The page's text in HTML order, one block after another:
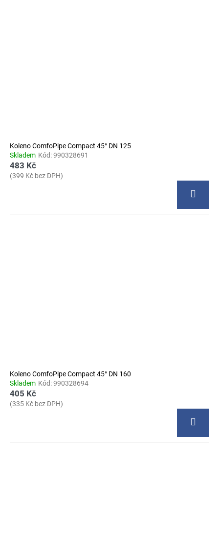
Koleno ComfoPipe Compact 45° DN 125
Skladem Kód:990328691
483 Kč
(399 Kč bez DPH)
Koleno ComfoPipe Compact 45° DN 160
Skladem Kód:990328694
405 Kč
(335 Kč bez DPH)